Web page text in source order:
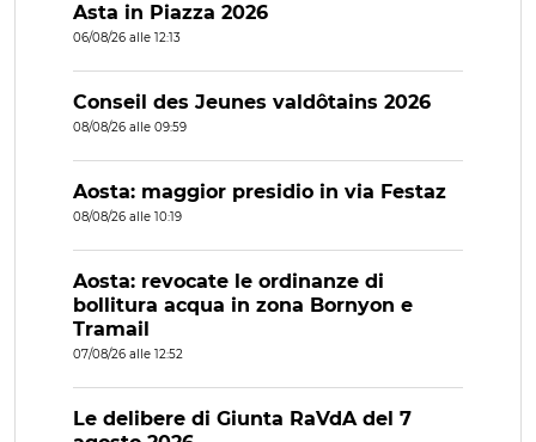
Asta in Piazza 2026
06/08/26 alle 12:13
Conseil des Jeunes valdôtains 2026
08/08/26 alle 09:59
Aosta: maggior presidio in via Festaz
08/08/26 alle 10:19
Aosta: revocate le ordinanze di
bollitura acqua in zona Bornyon e
Tramail
07/08/26 alle 12:52
Le delibere di Giunta RaVdA del 7